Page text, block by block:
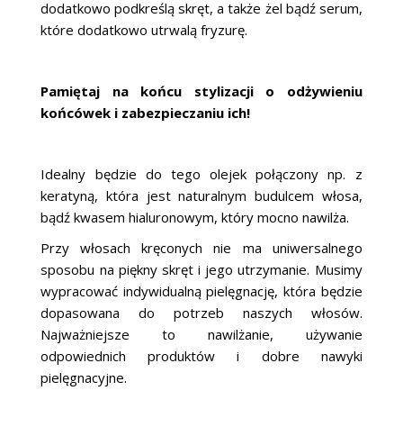
dodatkowo podkreślą skręt, a także żel bądź serum,
które dodatkowo utrwalą fryzurę.
Pamiętaj na końcu stylizacji o odżywieniu
końcówek i zabezpieczaniu ich!
Idealny będzie do tego olejek połączony np. z
keratyną, która jest naturalnym budulcem włosa,
bądź kwasem hialuronowym, który mocno nawilża.
Przy włosach kręconych nie ma uniwersalnego
sposobu na piękny skręt i jego utrzymanie. Musimy
wypracować indywidualną pielęgnację, która będzie
dopasowana do potrzeb naszych włosów.
Najważniejsze to nawilżanie, używanie
odpowiednich produktów i dobre nawyki
pielęgnacyjne.